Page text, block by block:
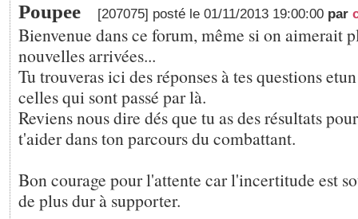
Poupee [207075] posté le 01/11/2013 19:00:00 par
Bienvenue dans ce forum, même si on aimerait
nouvelles arrivées...
Tu trouveras ici des réponses à tes questions
celles qui sont passé par là.
Reviens nous dire dés que tu as des résultats
t'aider dans ton parcours du combattant.
Bon courage pour l'attente car l'incertitude est
de plus dur à supporter.